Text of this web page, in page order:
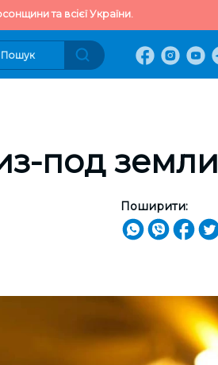
та всієї України.
под земли
Поширити: